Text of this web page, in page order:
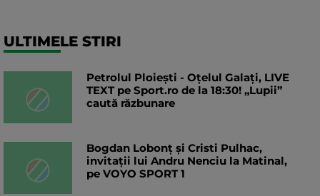
ULTIMELE STIRI
Petrolul Ploiești - Oțelul Galați, LIVE
TEXT pe Sport.ro de la 18:30! „Lupii”
caută răzbunare
Bogdan Lobonț și Cristi Pulhac,
invitații lui Andru Nenciu la Matinal,
pe VOYO SPORT 1